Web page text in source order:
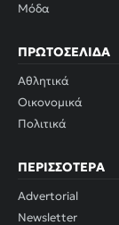
Μόδα
ΠΡΩΤΟΣΈΛΙΔΑ
Αθλητικά
Οικονομικά
Πολιτικά
ΠΕΡΙΣΣΌΤΕΡΑ
Advertorial
Newsletter